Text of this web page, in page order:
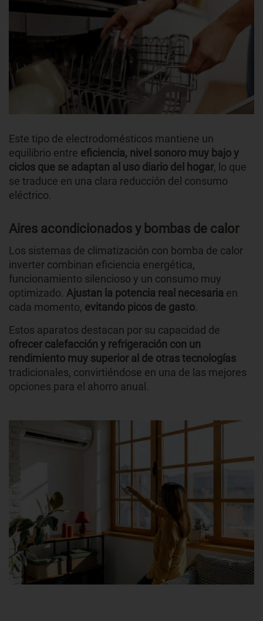
Este tipo de electrodomésticos mantiene un
equilibrio entre eficiencia, nivel sonoro muy bajo y
ciclos que se adaptan al uso diario del hogar, lo que
se traduce en una clara reducción del consumo
eléctrico.
Aires acondicionados y bombas de calor
Los sistemas de climatización con bomba de calor
inverter combinan eficiencia energética,
funcionamiento silencioso y un consumo muy
optimizado. Ajustan la potencia real necesaria en
cada momento, evitando picos de gasto.
Estos aparatos destacan por su capacidad de
ofrecer calefacción y refrigeración con un
rendimiento muy superior al de otras tecnologías
tradicionales, convirtiéndose en una de las mejores
opciones para el ahorro anual.